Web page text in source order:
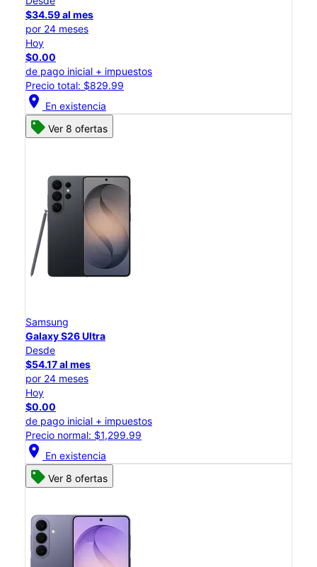
$34.59 al mes
por 24 meses
Hoy
$0.00
de pago inicial + impuestos
Precio total: $829.99
location_on En existencia
Ver 8 ofertas
Samsung
Galaxy S26 Ultra
Desde
$54.17 al mes
por 24 meses
Hoy
$0.00
de pago inicial + impuestos
Precio normal: $1,299.99
location_on En existencia
Ver 8 ofertas